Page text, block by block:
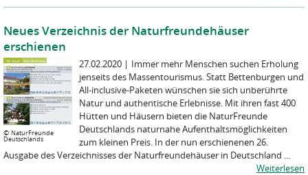
Neues Verzeichnis der Naturfreundehäuser
erschienen
© NaturFreunde
Deutschlands
27.02.2020 | Immer mehr Menschen suchen Erholung
jenseits des Massentourismus. Statt Bettenburgen und
All-inclusive-Paketen wünschen sie sich unberührte
Natur und authentische Erlebnisse. Mit ihren fast 400
Hütten und Häusern bieten die NaturFreunde
Deutschlands naturnahe Aufenthaltsmöglichkeiten
zum kleinen Preis. In der nun erschienenen 26.
Ausgabe des Verzeichnisses der Naturfreundehäuser in Deutschland ...
Weiterlesen